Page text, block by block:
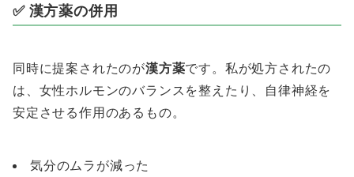
✅ 漢方薬の併用
同時に提案されたのが漢方薬です。私が処方されたの
は、女性ホルモンのバランスを整えたり、自律神経を
安定させる作用のあるもの。
気分のムラが減った